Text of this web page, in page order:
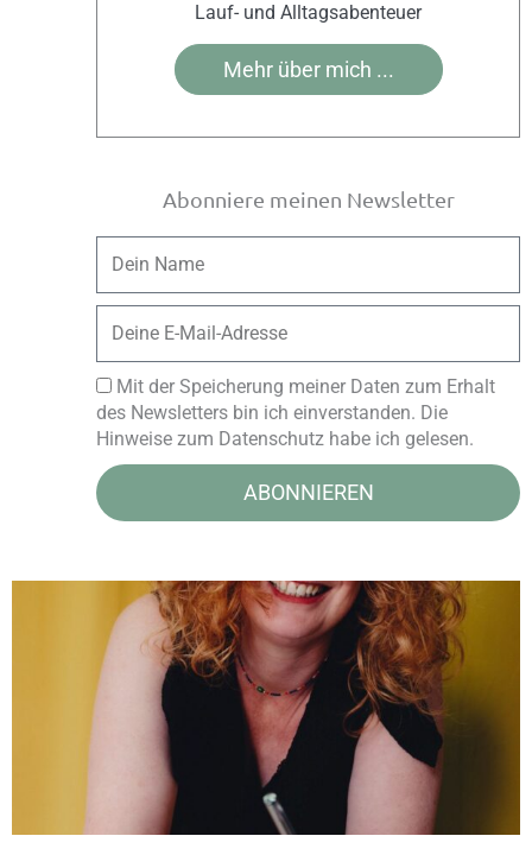
Lauf- und Alltagsabenteuer
Mehr über mich ...
Abonniere meinen Newsletter
Mit der Speicherung meiner Daten zum Erhalt
des Newsletters bin ich einverstanden. Die
Hinweise zum Datenschutz habe ich gelesen.
ABONNIEREN